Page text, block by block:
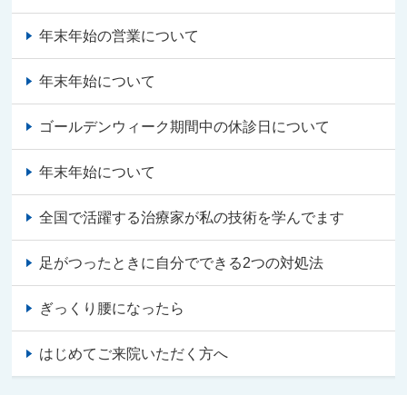
年末年始の営業について
年末年始について
ゴールデンウィーク期間中の休診日について
年末年始について
全国で活躍する治療家が私の技術を学んでます
足がつったときに自分でできる2つの対処法
ぎっくり腰になったら
はじめてご来院いただく方へ